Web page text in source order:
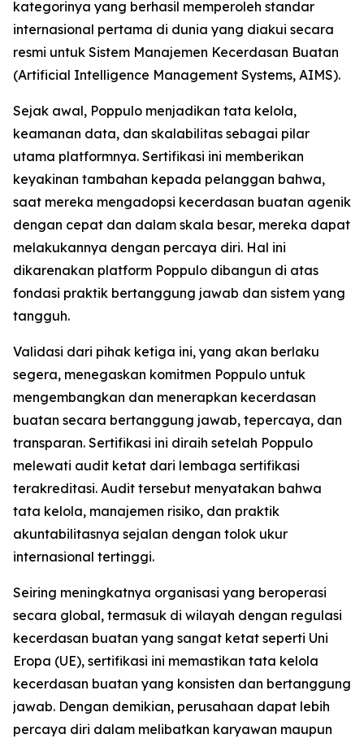
kategorinya yang berhasil memperoleh standar
internasional pertama di dunia yang diakui secara
resmi untuk Sistem Manajemen Kecerdasan Buatan
(Artificial Intelligence Management Systems, AIMS).
Sejak awal, Poppulo menjadikan tata kelola,
keamanan data, dan skalabilitas sebagai pilar
utama platformnya. Sertifikasi ini memberikan
keyakinan tambahan kepada pelanggan bahwa,
saat mereka mengadopsi kecerdasan buatan agenik
dengan cepat dan dalam skala besar, mereka dapat
melakukannya dengan percaya diri. Hal ini
dikarenakan platform Poppulo dibangun di atas
fondasi praktik bertanggung jawab dan sistem yang
tangguh.
Validasi dari pihak ketiga ini, yang akan berlaku
segera, menegaskan komitmen Poppulo untuk
mengembangkan dan menerapkan kecerdasan
buatan secara bertanggung jawab, tepercaya, dan
transparan. Sertifikasi ini diraih setelah Poppulo
melewati audit ketat dari lembaga sertifikasi
terakreditasi. Audit tersebut menyatakan bahwa
tata kelola, manajemen risiko, dan praktik
akuntabilitasnya sejalan dengan tolok ukur
internasional tertinggi.
Seiring meningkatnya organisasi yang beroperasi
secara global, termasuk di wilayah dengan regulasi
kecerdasan buatan yang sangat ketat seperti Uni
Eropa (UE), sertifikasi ini memastikan tata kelola
kecerdasan buatan yang konsisten dan bertanggung
jawab. Dengan demikian, perusahaan dapat lebih
percaya diri dalam melibatkan karyawan maupun